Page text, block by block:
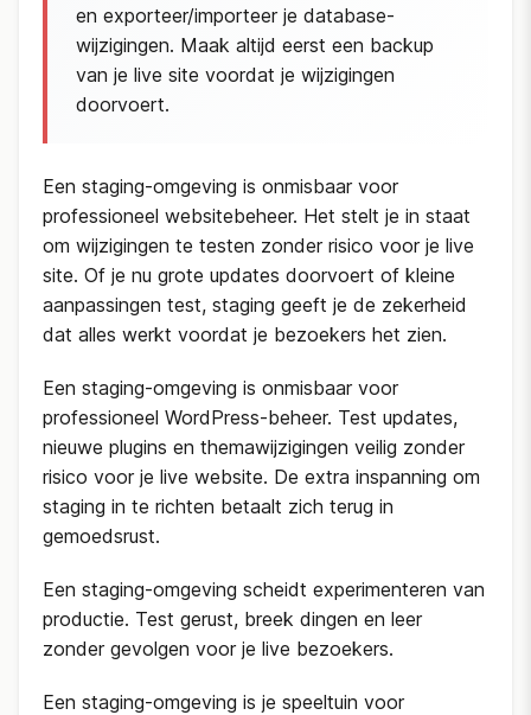
en exporteer/importeer je database-
wijzigingen. Maak altijd eerst een backup
van je live site voordat je wijzigingen
doorvoert.
Een staging-omgeving is onmisbaar voor
professioneel websitebeheer. Het stelt je in staat
om wijzigingen te testen zonder risico voor je live
site. Of je nu grote updates doorvoert of kleine
aanpassingen test, staging geeft je de zekerheid
dat alles werkt voordat je bezoekers het zien.
Een staging-omgeving is onmisbaar voor
professioneel WordPress-beheer. Test updates,
nieuwe plugins en themawijzigingen veilig zonder
risico voor je live website. De extra inspanning om
staging in te richten betaalt zich terug in
gemoedsrust.
Een staging-omgeving scheidt experimenteren van
productie. Test gerust, breek dingen en leer
zonder gevolgen voor je live bezoekers.
Een staging-omgeving is je speeltuin voor